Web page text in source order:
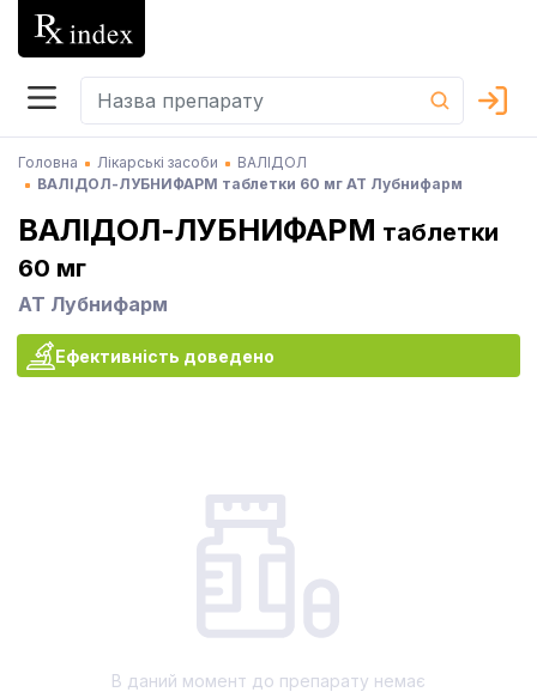
Головна Лікарські засоби
ВАЛІДОЛ
ВАЛІДОЛ-ЛУБНИФАРМ таблетки 60 мг АТ Лубнифарм
ВАЛІДОЛ-ЛУБНИФАРМ таблетки
60 мг
АТ Лубнифарм
Ефективність доведено
В даний момент до препарату немає